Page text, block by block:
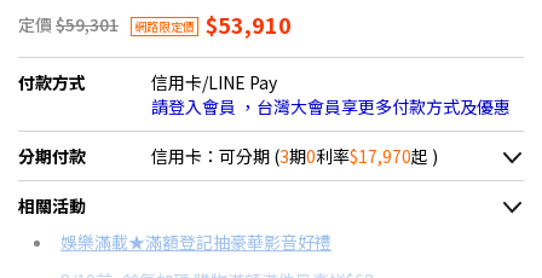
定價 $59,301 網路限定價 $53,910
付款方式
信用卡/LINE Pay
請登入會員 ，台灣大會員享更多付款方式及優惠
分期付款 信用卡：可分期 (3期0利率$17,970起 )
＊實際可分期數、適用利率，請以購物車顯示為主
信用卡分期
相關活動
娛樂滿載★滿額登記抽豪華影音好禮